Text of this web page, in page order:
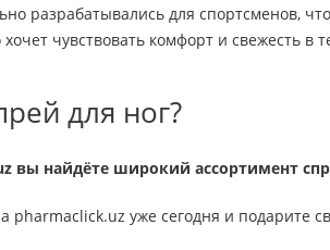
разрабатывались для спортсменов,
хочет чувствовать комфорт и свежесть в
для ног?
вы найдёте широкий ассортимент
pharmaclick.uz уже сегодня и подарите